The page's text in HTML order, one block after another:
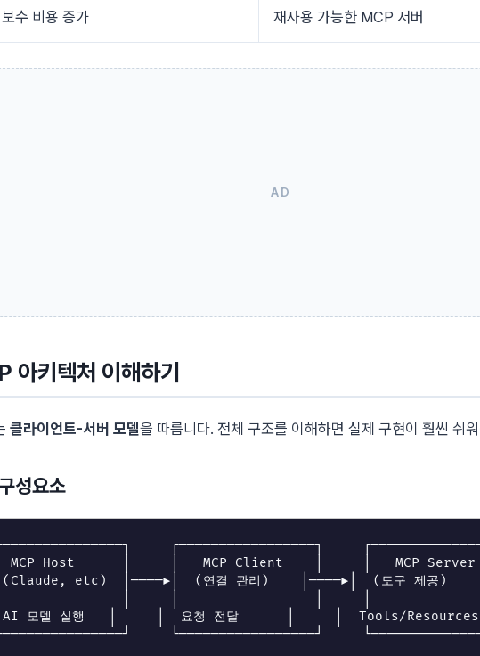
수 비용 증가 재사용 가능한 MCP 서버
아키텍처 이해하기
클라이언트-서버 모델을 따릅니다. 전체 구조를 이해하면 실제 구현이 훨씬 쉬
성요소
┌─────────────────┐
MCP Host      │     │   MCP Client    │     │   MCP Server
(Claude, etc)  │────▶│  (연결 관리)    │────▶│  (도구 제공)    │
AI 모델 실행   │     │  요청 전달      │     │  Tools/Resources│